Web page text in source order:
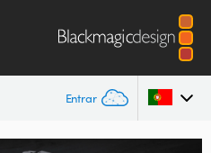
Entrar